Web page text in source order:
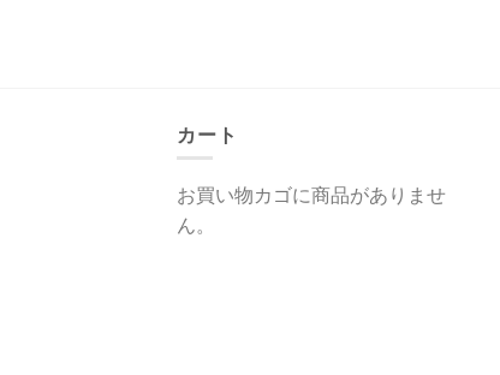
カート
お買い物カゴに商品がありませ
ん。